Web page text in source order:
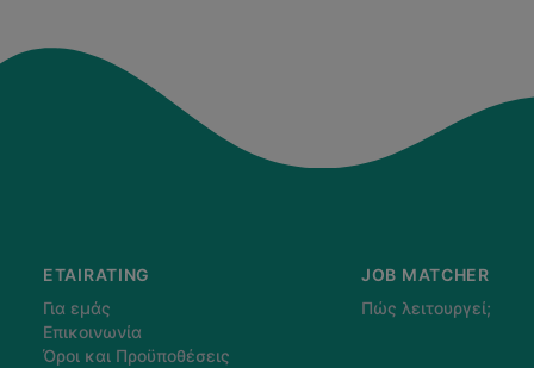
ETAIRATING
Για εμάς
Επικοινωνία
Όροι και Προϋποθέσεις
JOB MATCHER
Πώς λειτουργεί;